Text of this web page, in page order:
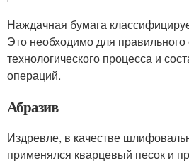
Наждачная бумага
Это необходимо для правильного
технологического процесса и
операций.
Абразив
Издревле, в качестве
применялся кварцевый песок и